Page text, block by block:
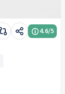
4.6/5